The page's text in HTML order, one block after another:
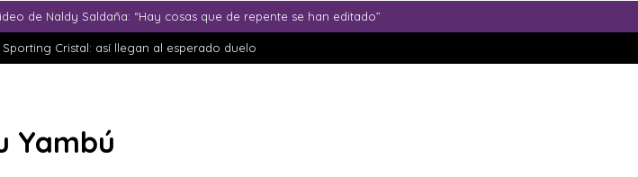
de Naldy Saldaña: “Hay cosas que de repente se han editado”
Sporting Cristal: así llegan al esperado duelo
Yambú